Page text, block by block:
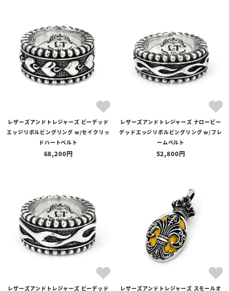
レザーズアンドトレジャーズ ビーデッド
エッジリボルビングリング w/セイクリッ
ドハートベルト
68,200
レザーズアンドトレジャーズ ナロービー
デッドエッジリボルビングリング w/フレ
ームベルト
52,800
レザーズアンドトレジャーズ ビーデッド レザーズアンドトレジャーズ スモールオ